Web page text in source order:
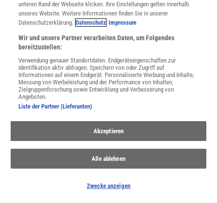
WEITERE NEUERSCHEINUNGEN SPEKTRUM SHOP
Spektrum.de-Newsletter abonnieren
unteren Rand der Webseite klicken. Ihre Einstellungen gelten innerhalb
unseres Website. Weitere Informationen finden Sie in unserer
Datenschutzerklärung. Datenschutz Impressum
Wir und unsere Partner verarbeiten Daten, um Folgendes
bereitzustellen:
Verwendung genauer Standortdaten. Endgeräteeigenschaften zur
Identifikation aktiv abfragen. Speichern von oder Zugriff auf
Informationen auf einem Endgerät. Personalisierte Werbung und Inhalte,
Messung von Werbeleistung und der Performance von Inhalten,
Zielgruppenforschung sowie Entwicklung und Verbesserung von
Angeboten.
Liste der Partner (Lieferanten)
Akzeptieren
Alle ablehnen
Zwecke anzeigen